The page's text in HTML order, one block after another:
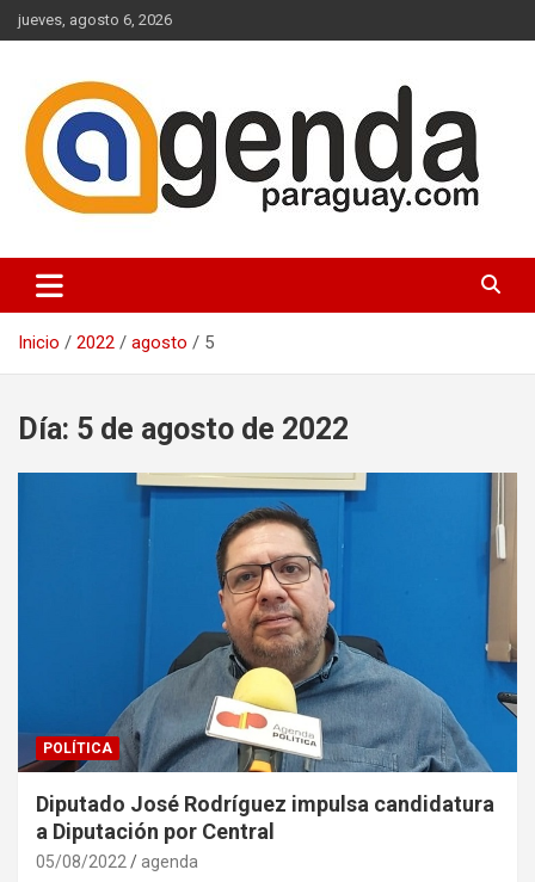
Saltar
al
jueves, agosto 6, 2026
Agenda Paraguay
Inicio 2022 agosto 5
Día: 5 de agosto de 2022
POLÍTICA
Diputado José Rodríguez impulsa candidatura
a Diputación por Central
05/08/2022 agenda